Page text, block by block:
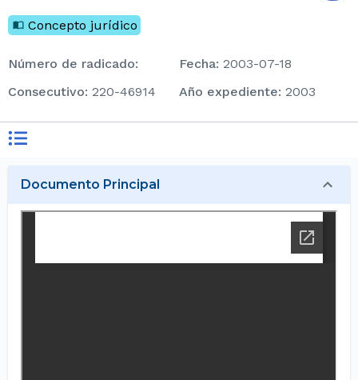
Concepto jurídico
Número de radicado: Fecha: 2003-07-18
consecutivo: 220-46914 Año expediente: 2003
Documento Principal